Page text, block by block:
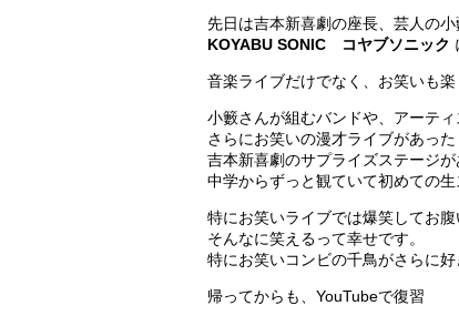
先日は吉本新喜劇の座長、芸人の小
KOYABU SONIC コヤブソニック
音楽ライブだけでなく、お笑いも楽
小籔さんが組むバンドや、アーティ
さらにお笑いの漫才ライブがあった
吉本新喜劇のサプライズステージが
中学からずっと観ていて初めての
特にお笑いライブでは爆笑してお
そんなに笑えるって幸せです。
特にお笑いコンビの千鳥がさらに好
帰ってからも、YouTubeで復習